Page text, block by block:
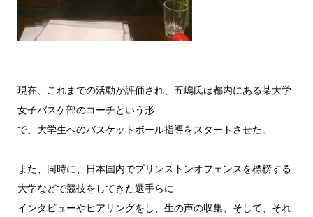
現在、これまでの活動が評価され、五嶋氏は都内にある某大学
女子バスケ部のコーチという形
で、大学生へのバスケットボール指導をスタートさせた。
また、同時に、日本国内でプリンストンオフェンスを標榜する
大学などで競技をしてきた選手らに
インタビューやヒアリングをし、生の声の収集、そして、それ